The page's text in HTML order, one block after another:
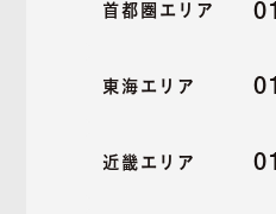
首都圏エリア
東海エリア
近畿エリア